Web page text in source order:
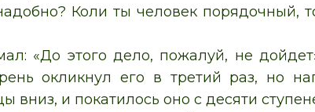
Коли ты человек порядочный,
«До этого дело, пожалуй, не
окликнул его в третий раз, но
вниз, и покатилось оно с десяти